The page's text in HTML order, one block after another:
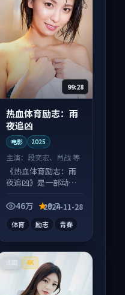
99:28
热血体育励志：雨
夜追凶
电影 2025
主演：段奕宏、肖战 等
《热血体育励志：雨
夜追凶》是一部动作
感在线，配乐与镜头
46万 9.7
2024-11-28
体育 励志 青春
4K